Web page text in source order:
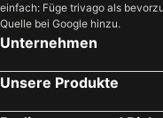
einfach: Füge trivago als
Quelle bei Google hinzu.
Unternehmen
Unsere Produkte